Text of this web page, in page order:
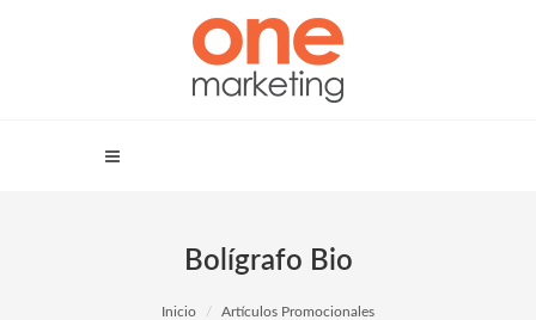
Bolígrafo Bio
Inicio
Artículos Promocionales